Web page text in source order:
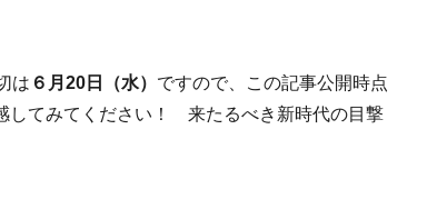
は ６月20日（水） ですので、この記事公開時点
してみてください！ 来たるべき新時代の目撃